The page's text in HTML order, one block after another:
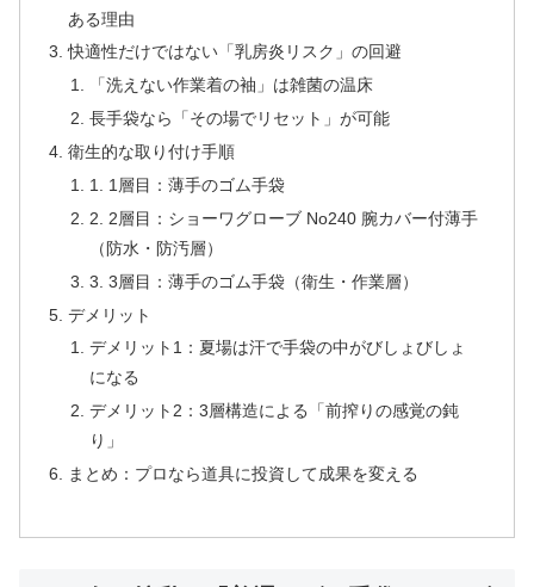
ある理由
快適性だけではない「乳房炎リスク」の回避
「洗えない作業着の袖」は雑菌の温床
長手袋なら「その場でリセット」が可能
衛生的な取り付け手順
1. 1層目：薄手のゴム手袋
2. 2層目：ショーワグローブ No240 腕カバー付薄手
（防水・防汚層）
3. 3層目：薄手のゴム手袋（衛生・作業層）
デメリット
デメリット1：夏場は汗で手袋の中がびしょびしょ
になる
デメリット2：3層構造による「前搾りの感覚の鈍
り」
まとめ：プロなら道具に投資して成果を変える